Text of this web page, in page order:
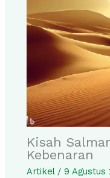
Kisah
Kebenaran
Artikel/9 Agustus